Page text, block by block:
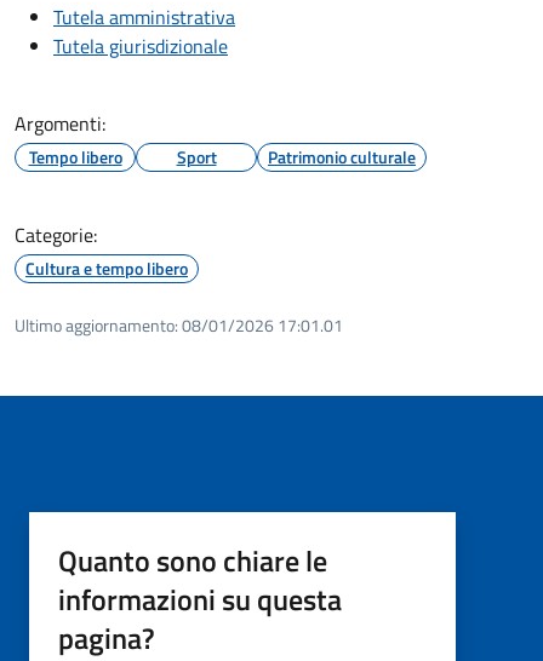
Tutela amministrativa
Tutela giurisdizionale
Argomenti:
Tempo libero Sport Patrimonio culturale
Categorie:
Cultura e tempo libero
Ultimo aggiornamento:08/01/2026 17:01.01
Quanto sono chiare le
informazioni su questa
pagina?